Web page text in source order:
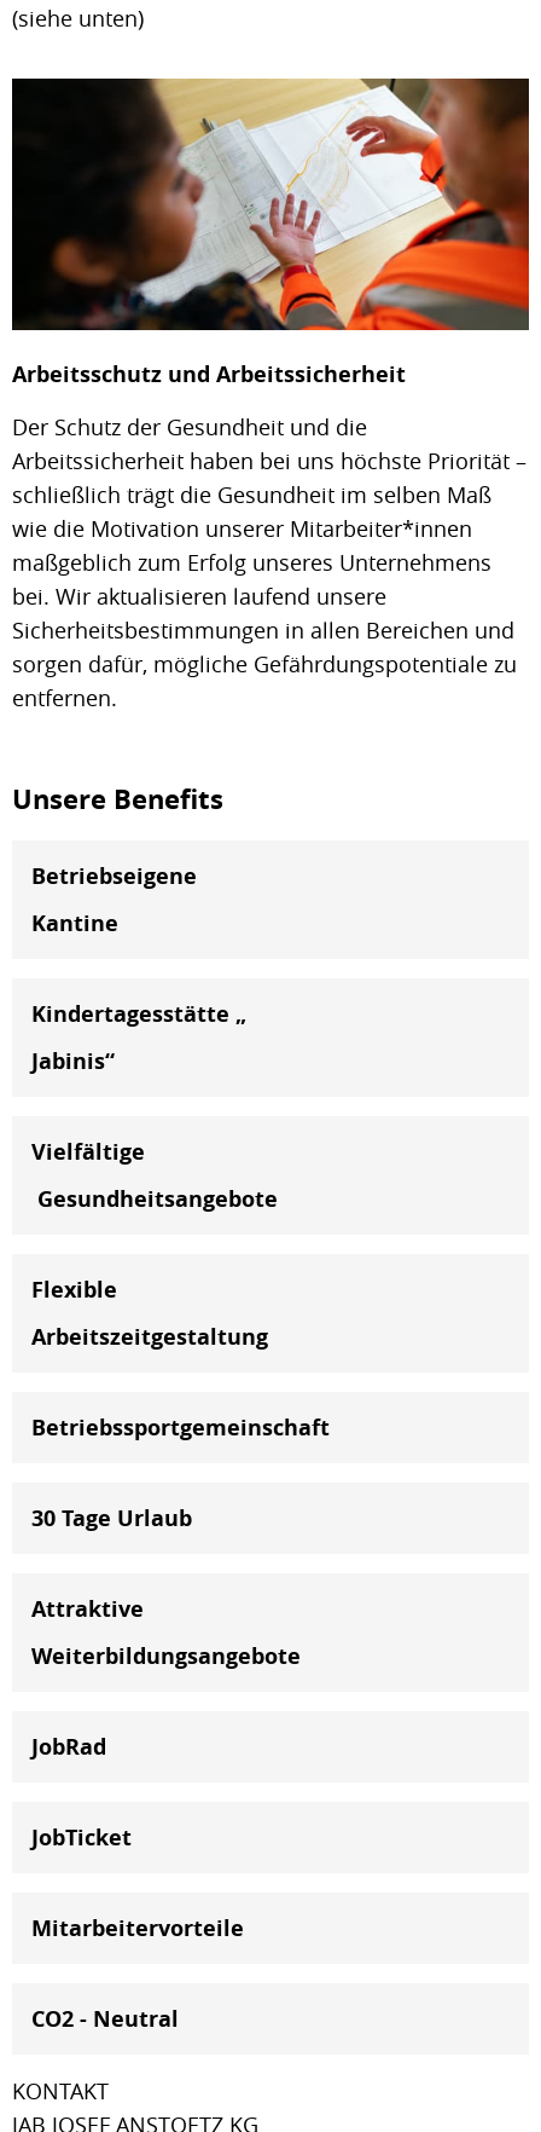
(siehe unten)
Arbeitsschutz und Arbeitssicherheit
Der Schutz der Gesundheit und die
Arbeitssicherheit haben bei uns höchste Priorität –
schließlich trägt die Gesundheit im selben Maß
wie die Motivation unserer Mitarbeiter*innen
maßgeblich zum Erfolg unseres Unternehmens
bei. Wir aktualisieren laufend unsere
Sicherheitsbestimmungen in allen Bereichen und
sorgen dafür, mögliche Gefährdungspotentiale zu
entfernen.
Unsere Benefits
Betriebseigene
Kantine
Kindertagesstätte „
Jabinis“
Vielfältige
Gesundheitsangebote
Flexible
Arbeitszeitgestaltung
Betriebssportgemeinschaft
30 Tage Urlaub
Attraktive
Weiterbildungsangebote
JobRad
JobTicket
Mitarbeitervorteile
CO2 - Neutral
KONTAKT
JAB JOSEF ANSTOETZ KG